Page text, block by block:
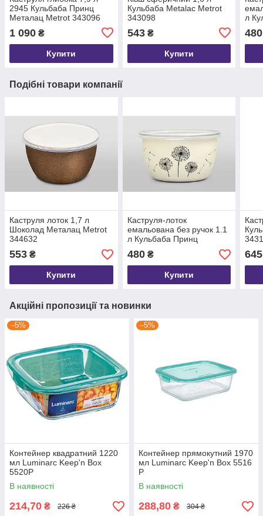
2945 Кульбаба Принц
Металац Metrot 343096
1 090 ₴
Купити
Кульбаба Metalac Metrot
343098
543₴
Купити
л
480
Подібні товари компанії
Каструля лоток 1,7 л
Шоколад Металац Metrot
344632
553 ₴
Купити
Каструля-лоток
емальована без ручок 1.1
л Кульбаба Принц
Металац Metrot 343101
480₴
Купити
645
Акційні пропозиції та новинки
–5%
Контейнер квадратний 1220
мл Luminarc Keep'n Box
5520P
В наявності
214,70 ₴ 226 ₴
–5%
Контейнер прямокутний 1970
мл Luminarc Keep'n Box 5516
P
В наявності
288,80 ₴ 304 ₴